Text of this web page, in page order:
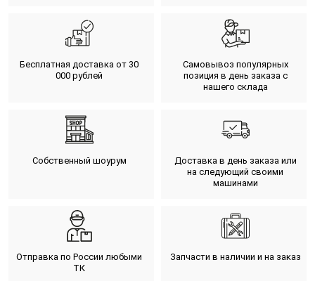
Бесплатная доставка от 30
000 рублей
Самовывоз популярных
позиция в день заказа с
нашего склада
Собственный шоурум
Доставка в день заказа или
на следующий своими
машинами
Отправка по России любыми
ТК
Запчасти в наличии и на заказ